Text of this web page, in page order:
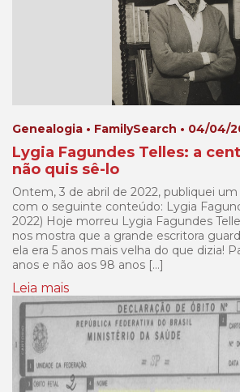
Genealogia • FamilySearch • 04/04/
Lygia Fagundes Telles: a
não quis sê-lo
Ontem, 3 de abril de 2022, publiquei
com o seguinte conteúdo: Lygia
2022) Hoje morreu Lygia Fagundes
nos mostra que a grande escritora
ela era 5 anos mais velha do que dizia!
anos e não aos 98 anos […]
Leia mais